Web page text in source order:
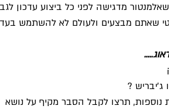
מדגישה לפני כל ביצוע עדכון
שאתם מבצעים ולעולם לא להשתמש
ג'יבריש ?
נוספות, תרצו לקבל הסבר מקיף על נושא